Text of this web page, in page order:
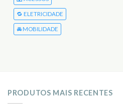
🔁 ELETRICIDADE
🚘 MOBILIDADE
PRODUTOS MAIS RECENTES